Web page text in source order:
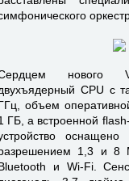
нового
CPU с
объем
ГБ, а встроенной
1,3 и 8
и Wi-Fi.